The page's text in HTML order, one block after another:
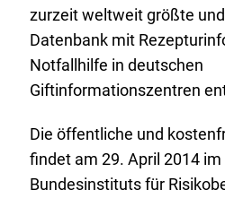
zurzeit weltweit größte
Datenbank mit
Notfallhilfe in deutschen
Giftinformationszentren
Die öffentliche und
findet am 29. April 2014
Bundesinstituts für